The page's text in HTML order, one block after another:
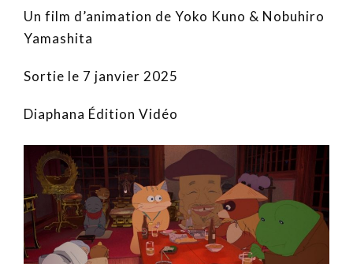
Un film d’animation de Yoko Kuno & Nobuhiro
Yamashita
Sortie le 7 janvier 2025
Diaphana Édition Vidéo